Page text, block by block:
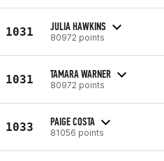
1031 JULIA HAWKINS
80972 points
1031 TAMARA WARNER
80972 points
1033 PAIGE COSTA
81056 points